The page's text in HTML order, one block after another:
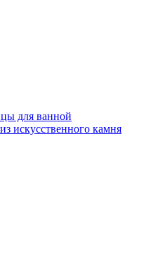
для ванной
искусственного камня